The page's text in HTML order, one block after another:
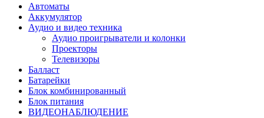
Автоматы
Аккумулятор
Аудио и видео техника
Аудио проигрыватели и колонки
Проекторы
Телевизоры
Балласт
Батарейки
Блок комбинированный
Блок питания
ВИДЕОНАБЛЮДЕНИЕ